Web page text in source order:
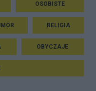
OSOBISTE
RELIGIA
OBYCZAJE